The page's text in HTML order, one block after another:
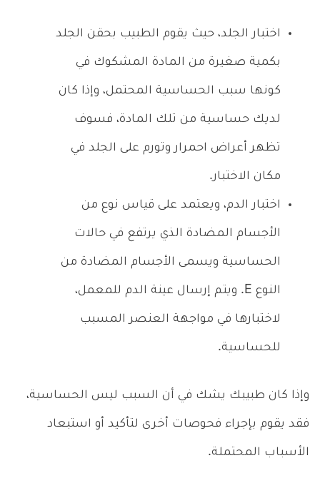
اختبار الجلد، حيث يقوم الطبيب بحقن الجلد
بكمية صغيرة من المادة المشكوك في
كونها سبب الحساسية المحتمل، وإذا كان
لديك حساسية من تلك المادة، فسوف
تظهر أعراض احمرار وتورم على الجلد في
مكان الاختبار.
اختبار الدم، ويعتمد على قياس نوع من
الأجسام المضادة الذي يرتفع في حالات
الحساسية ويسمى الأجسام المضادة من
النوع E. ويتم إرسال عينة الدم للمعمل،
لاختبارها في مواجهة العنصر المسبب
للحساسية.
وإذا كان طبيبك يشك في أن السبب ليس الحساسية،
فقد يقوم بإجراء فحوصات أخرى لتأكيد أو استبعاد
الأسباب المحتملة.